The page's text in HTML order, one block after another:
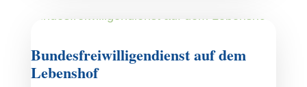
Bundesfreiwilligendienst auf dem
Lebenshof